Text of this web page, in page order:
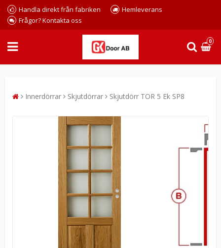
Handla direkt från fabriken
Hemleverans
Frågor? Kontakta oss
0
Innerdörrar Skjutdörrar Skjutdörr TOR 5 Ek SP8